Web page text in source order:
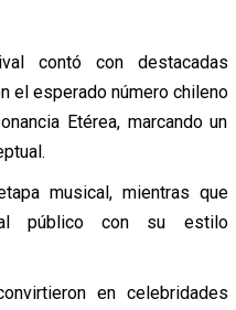
contó con destacadas
el esperado número chileno
Etérea, marcando un
musical, mientras que
público con su estilo
en celebridades